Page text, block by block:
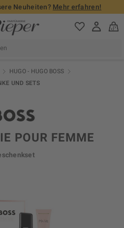
Neuheiten? Mehr erfahren!
HUGO - HUGO BOSS
UND SETS
POUR FEMME